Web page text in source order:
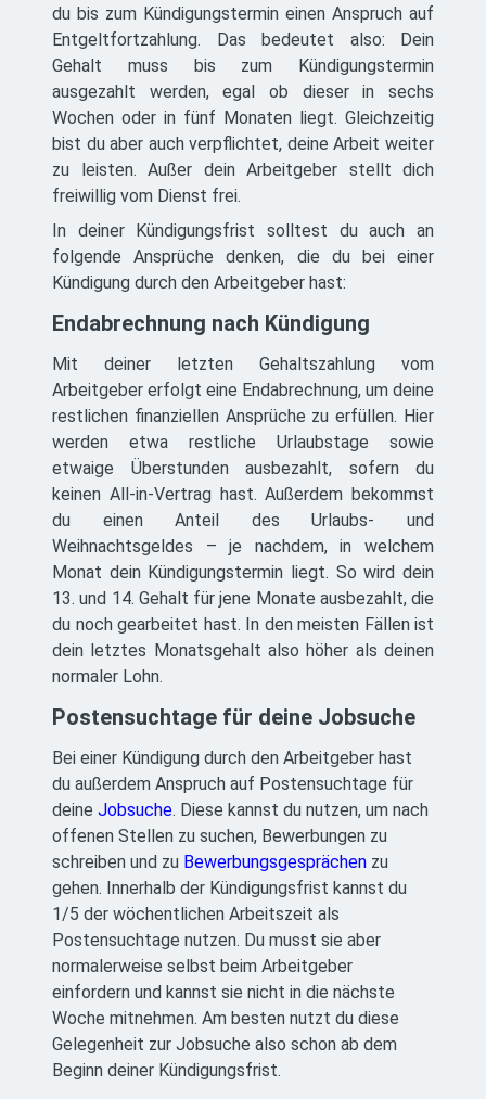
du bis zum Kündigungstermin einen Anspruch auf
Entgeltfortzahlung. Das bedeutet also: Dein
Gehalt muss bis zum Kündigungstermin
ausgezahlt werden, egal ob dieser in sechs
Wochen oder in fünf Monaten liegt. Gleichzeitig
bist du aber auch verpflichtet, deine Arbeit weiter
zu leisten. Außer dein Arbeitgeber stellt dich
freiwillig vom Dienst frei.
In deiner Kündigungsfrist solltest du auch an
folgende Ansprüche denken, die du bei einer
Kündigung durch den Arbeitgeber hast:
Endabrechnung nach Kündigung
Mit deiner letzten Gehaltszahlung vom
Arbeitgeber erfolgt eine Endabrechnung, um deine
restlichen finanziellen Ansprüche zu erfüllen. Hier
werden etwa restliche Urlaubstage sowie
etwaige Überstunden ausbezahlt, sofern du
keinen All-in-Vertrag hast. Außerdem bekommst
du einen Anteil des Urlaubs- und
Weihnachtsgeldes – je nachdem, in welchem
Monat dein Kündigungstermin liegt. So wird dein
13. und 14. Gehalt für jene Monate ausbezahlt, die
du noch gearbeitet hast. In den meisten Fällen ist
dein letztes Monatsgehalt also höher als deinen
normaler Lohn.
Postensuchtage für deine Jobsuche
Bei einer Kündigung durch den Arbeitgeber hast
du außerdem Anspruch auf Postensuchtage für
deine Jobsuche. Diese kannst du nutzen, um nach
offenen Stellen zu suchen, Bewerbungen zu
schreiben und zu Bewerbungsgesprächen zu
gehen. Innerhalb der Kündigungsfrist kannst du
1/5 der wöchentlichen Arbeitszeit als
Postensuchtage nutzen. Du musst sie aber
normalerweise selbst beim Arbeitgeber
einfordern und kannst sie nicht in die nächste
Woche mitnehmen. Am besten nutzt du diese
Gelegenheit zur Jobsuche also schon ab dem
Beginn deiner Kündigungsfrist.